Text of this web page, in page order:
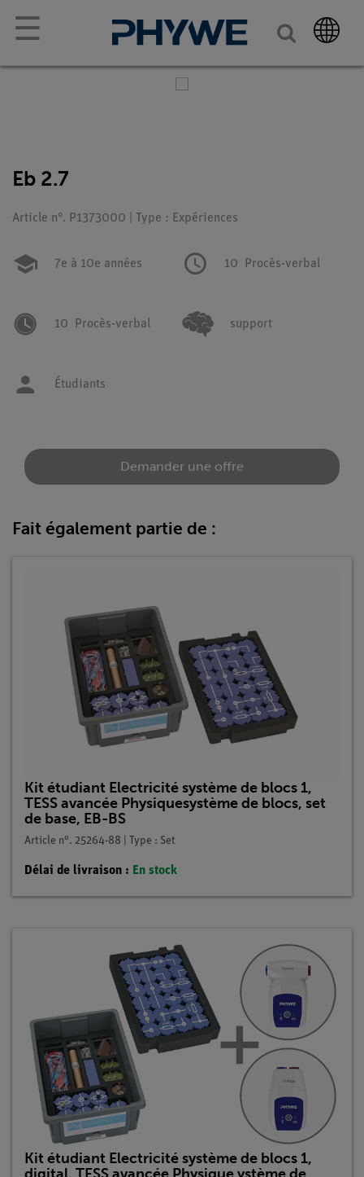
☰
Eb 2.7
Article n°. P1373000 | Type : Expériences
7e à 10e années 10 Procès-verbal
10 Procès-verbal support
Étudiants
Demander une offre
Fait également partie de :
Kit étudiant Electricité système de blocs 1,
TESS avancée Physiquesystème de blocs, set
de base, EB-BS
Article n°. 25264-88 | Type : Set
Délai de livraison : En stock
Kit étudiant Electricité système de blocs 1,